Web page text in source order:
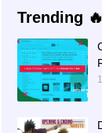
Trending 🔥